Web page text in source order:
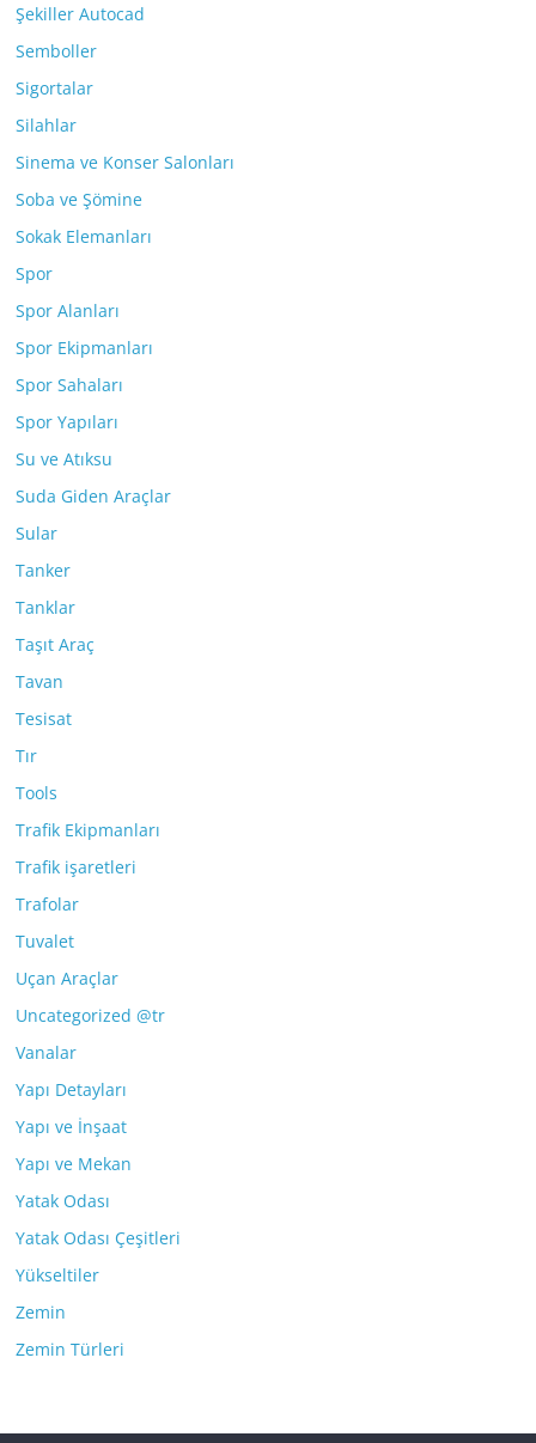
Şekiller Autocad
Semboller
Sigortalar
Silahlar
Sinema ve Konser Salonları
Soba ve Şömine
Sokak Elemanları
Spor
Spor Alanları
Spor Ekipmanları
Spor Sahaları
Spor Yapıları
Su ve Atıksu
Suda Giden Araçlar
Sular
Tanker
Tanklar
Taşıt Araç
Tavan
Tesisat
Tır
Tools
Trafik Ekipmanları
Trafik işaretleri
Trafolar
Tuvalet
Uçan Araçlar
Uncategorized @tr
Vanalar
Yapı Detayları
Yapı ve İnşaat
Yapı ve Mekan
Yatak Odası
Yatak Odası Çeşitleri
Yükseltiler
Zemin
Zemin Türleri